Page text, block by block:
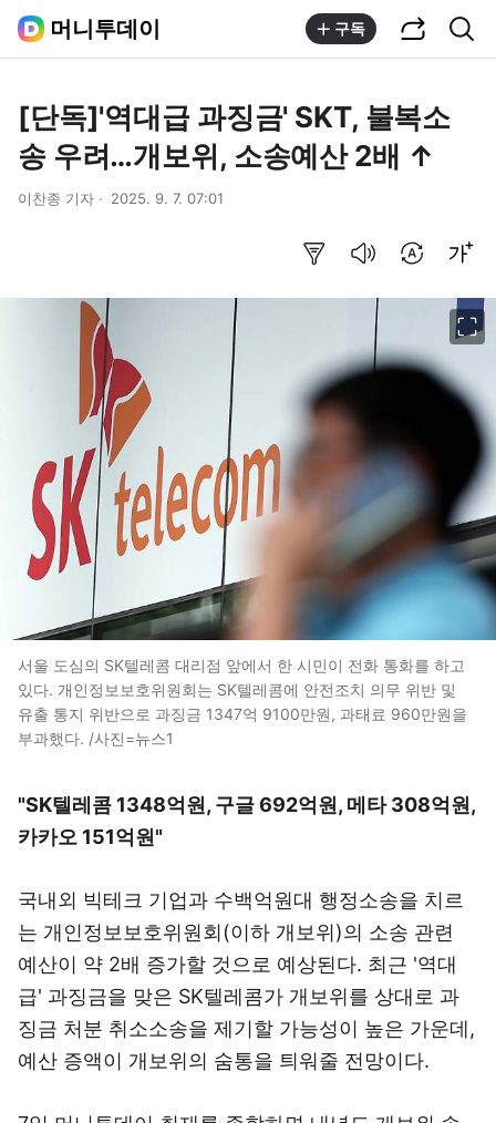
머니투데이 구독
[단독]'역대급 과징금' SKT, 불복소
송 우려…개보위, 소송예산 2배 ↑
이찬종 기자 2025. 9. 7. 07:01
서울 도심의 SK텔레콤 대리점 앞에서 한 시민이 전화 통화를 하고
있다. 개인정보보호위원회는 SK텔레콤에 안전조치 의무 위반 및
유출 통지 위반으로 과징금 1347억 9100만원, 과태료 960만원을
부과했다. /사진=뉴스1
"SK텔레콤 1348억원, 구글 692억원, 메타 308억원,
카카오 151억원"
국내외 빅테크 기업과 수백억원대 행정소송을 치르
는 개인정보보호위원회(이하 개보위)의 소송 관련
예산이 약 2배 증가할 것으로 예상된다. 최근 '역대
급' 과징금을 맞은 SK텔레콤가 개보위를 상대로 과
징금 처분 취소소송을 제기할 가능성이 높은 가운데,
예산 증액이 개보위의 숨통을 틔워줄 전망이다.